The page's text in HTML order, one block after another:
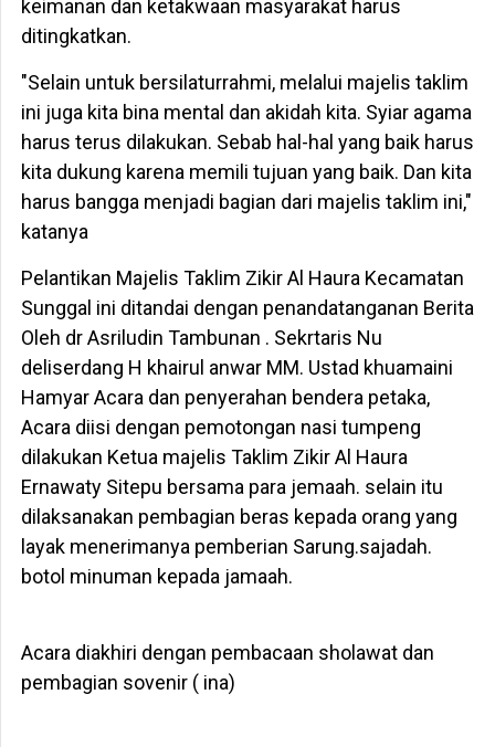
keimanan dan ketakwaan masyarakat harus
ditingkatkan.
"Selain untuk bersilaturrahmi, melalui majelis taklim
ini juga kita bina mental dan akidah kita. Syiar agama
harus terus dilakukan. Sebab hal-hal yang baik harus
kita dukung karena memili tujuan yang baik. Dan kita
harus bangga menjadi bagian dari majelis taklim ini,"
katanya
Pelantikan Majelis Taklim Zikir Al Haura Kecamatan
Sunggal ini ditandai dengan penandatanganan Berita
Oleh dr Asriludin Tambunan . Sekrtaris Nu
deliserdang H khairul anwar MM. Ustad khuamaini
Hamyar Acara dan penyerahan bendera petaka,
Acara diisi dengan pemotongan nasi tumpeng
dilakukan Ketua majelis Taklim Zikir Al Haura
Ernawaty Sitepu bersama para jemaah. selain itu
dilaksanakan pembagian beras kepada orang yang
layak menerimanya pemberian Sarung.sajadah.
botol minuman kepada jamaah.
Acara diakhiri dengan pembacaan sholawat dan
pembagian sovenir ( ina)